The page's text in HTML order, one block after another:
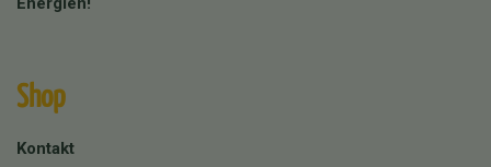
Shop
Kontakt